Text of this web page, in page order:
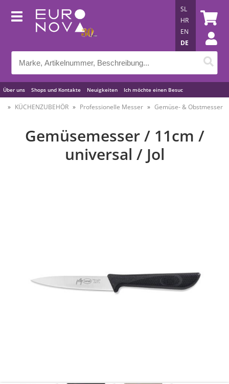
Über uns Shops und Kontakte Neuigkeiten Ich möchte einen Besuc
Nützliche Tipps
SL
HR
EN
DE
KÜCHENZUBEHÖR Professionelle Messer Gemüse- & Obstmesser
Gemüsemesser / 11cm /
universal / Jol